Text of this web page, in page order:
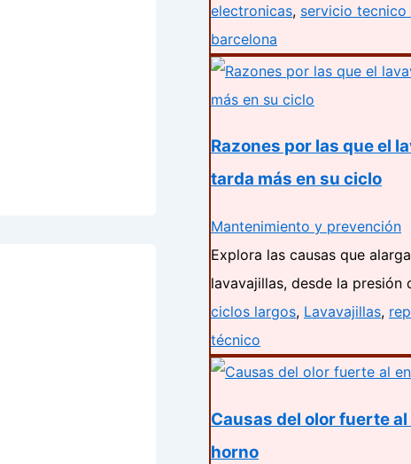
electronicas, servicio
barcelona
Razones por las que el
tarda más en su ciclo
Mantenimiento y prevención
Explora las causas que
lavavajillas, desde la presión
ciclos largos, Lavavajillas,
técnico
Causas del olor fuerte
horno